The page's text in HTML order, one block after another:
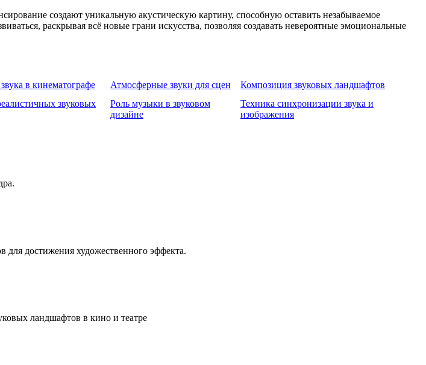
создают уникальную акустическую картину, способную оставить незабываемое
раскрывая всё новые грани искусства, позволяя создавать невероятные эмоциональные
в кинематографе Атмосферные звуки для сцен Композиция звуковых ландшафтов
звуковых
Роль музыки в звуковом
дизайне
Техника синхронизации звука и
изображения
для достижения художественного эффекта.